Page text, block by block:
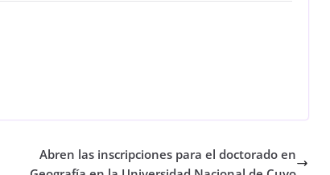
Abren las inscripciones para el doctorado en